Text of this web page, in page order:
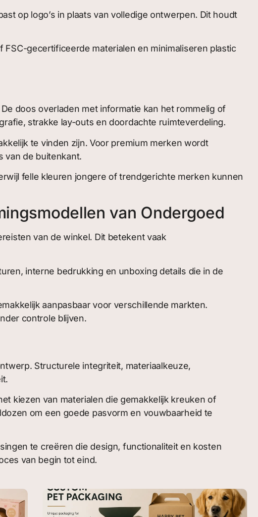
op logo’s in plaats van volledige ontwerpen. Dit houdt
gecertificeerde materialen en minimaliseren plastic
doos overladen met informatie kan het rommelig of
strakke lay-outs en doordachte ruimteverdeling.
te vinden zijn. Voor premium merken wordt
van de buitenkant.
felle kleuren jongere of trendgerichte merken kunnen
van Ondergoed
van de winkel. Dit betekent vaak
interne bedrukking en unboxing details die in de
aanpasbaar voor verschillende markten.
controle blijven.
Structurele integriteit, materiaalkeuze,
kiezen van materialen die gemakkelijk kreuken of
om een goede pasvorm en vouwbaarheid te
te creëren die design, functionaliteit en kosten
van begin tot eind.